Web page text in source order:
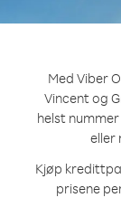
Med Viber
Vincent og
helst
eller
Kjøp
prisene